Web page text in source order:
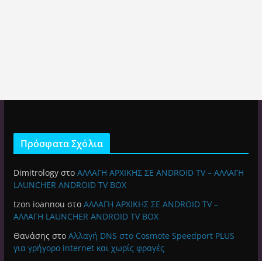
Πρόσφατα Σχόλια
Dimitrologyστο ΑΛΛΑΓΗ ΑΡΧΙΚΗΣ ΣΕ ANDROID TV – ΑΛΛΑΓΗ
LAUNCHER ANDROID TV BOX
tzon ioannou στο ΑΛΛΑΓΗ ΑΡΧΙΚΗΣ ΣΕ ANDROID TV –
ΑΛΛΑΓΗ LAUNCHER ANDROID TV BOX
Θανάσηςστο Αλλαγή DNS στο Cosmote Speedport PLUS
για γρήγορο internet και χωρίς φραγές